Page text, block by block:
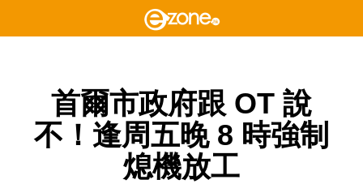
首爾市政府跟 OT 說
不！逢周五晚 8 時強制
熄機放工